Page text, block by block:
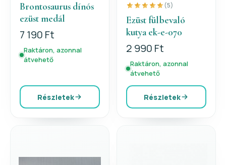
Brontosaurus dínós
ezüst medál
7 190 Ft
Raktáron, azonnal
átvehető
Részletek
(5)
Ezüst fülbevaló
kutya ek-e-070
2 990 Ft
Raktáron, azonnal
átvehető
Részletek